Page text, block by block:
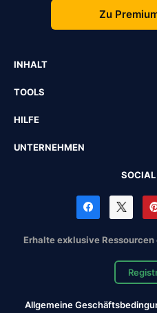
Zu
INHALT
TOOLS
HILFE
UNTERNEHMEN
Erhalte exklusive
Allgemeine